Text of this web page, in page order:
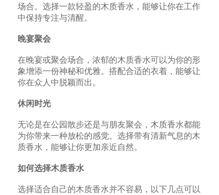
场合。选择一款轻盈的木质香水，能够让你在工作
中保持专注与清醒。
晚宴聚会
在晚宴或聚会场合，浓郁的木质香水可以为你的形
象增添一份神秘和优雅。搭配合适的衣着，能够让
你在众人中脱颖而出。
休闲时光
无论是在公园散步还是与朋友聚会，木质香水都能
为你带来一种放松的感觉。选择带有清新气息的木
质香水，能够让你更加亲近自然。
如何选择木质香水
选择适合自己的木质香水并不容易，以下几点可以